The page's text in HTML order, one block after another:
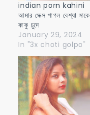
indian porn kahini
আমার সেক্স পাগল বেশ্যা মাকে
কাকু চুদে
January 29, 2024
In "3x choti golpo"